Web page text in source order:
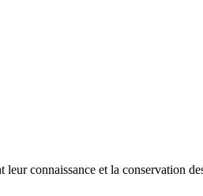
connaissance et la conservation